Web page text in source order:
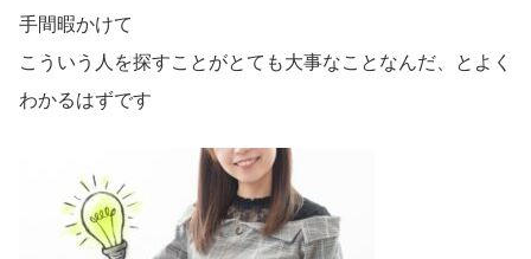
手間暇かけて
こういう人を探すことがとても大事なことなんだ、とよく
わかるはずです